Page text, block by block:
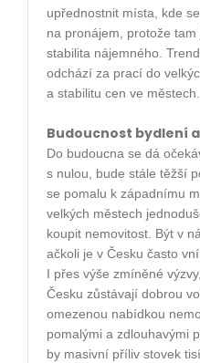
upřednostnit místa, kde
na pronájem, protože
stabilita nájemného.
odchází za prací do
a stabilitu cen ve městech.
Budoucnost bydlení
Do budoucna se dá
s nulou, bude stále těžší
se pomalu k západnímu
velkých městech
koupit nemovitost. Být v
ačkoli je v Česku často
I přes výše zmíněné
Česku zůstávají dobrou
omezenou nabídkou
pomalými a zdlouhavými
by masivní příliv stovek